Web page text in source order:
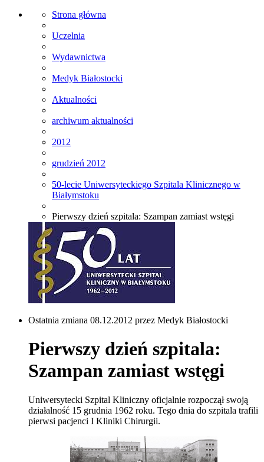
Strona główna
Uczelnia
Wydawnictwa
Medyk Białostocki
Aktualności
archiwum aktualności
2012
grudzień 2012
50-lecie Uniwersyteckiego Szpitala Klinicznego w
Białymstoku
Pierwszy dzień szpitala: Szampan zamiast wstęgi
Ostatnia zmiana 08.12.2012 przez Medyk Białostocki
Pierwszy dzień szpitala:
Szampan zamiast wstęgi
Uniwersytecki Szpital Kliniczny oficjalnie rozpoczął swoją
działalność 15 grudnia 1962 roku. Tego dnia do szpitala trafili
pierwsi pacjenci I Kliniki Chirurgii.